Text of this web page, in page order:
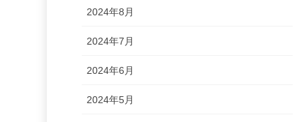
2024年8月
2024年7月
2024年6月
2024年5月